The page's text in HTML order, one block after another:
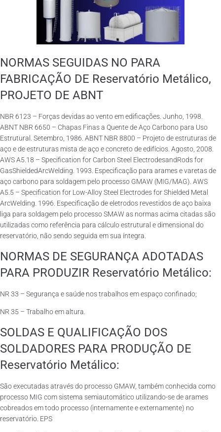
NORMAS SEGUIDAS NO PARA
FABRICAÇÃO DE Reservatório Metálico,
PROJETO DE ABNT
NBR 6123 – Forças devidas ao vento em edificações. Junho, 1998.
ABNT NBR 6650 – Chapas Finas a Quente de Aço Carbono para Uso
Estrutural. Setembro, 1986. ABNT NBR 8800 – Projeto de estruturas de
aço e de estruturas mista de aço e concreto de edifícios. Agosto, 2008.
AWS A5.18 – Specification for Carbon Steel ElectrodesandRods for
GasShieldedArcWelding. 1993. Especificação para arames e varetas de
aço carbono para soldagem pelo processo GMAW (MIG/MAG). AWS
A5.5 – Specification for Low-Alloy Steel Electrodes for Shielded Metal
ArcWelding. 1996. Especificação de eletrodos revestidos de aço baixa
liga para soldagem pelo processo SMAW as normas acima citadas são
utilizadas como referência para cálculo estrutural e dimensional do
reservatório, não sendo seguida em sua íntegra.
NORMAS DE SEGURANÇA ADOTADAS
PARA PRODUZIR Reservatório Metálico:
NR 33 – Segurança e saúde nos trabalhos em espaço confinado;
NR 35 – Trabalho em altura.
SOLDAS E QUALIFICAÇÃO DOS
SOLDADORES PARA PRODUÇÃO DE
Reservatório Metálico:
São executadas através do processo GMAW, também conhecida como
processo MIG com sistema semiautomático utilizando-se de arames
cobreados em todo processo (internamente e externamente) no
reservatório. EPS